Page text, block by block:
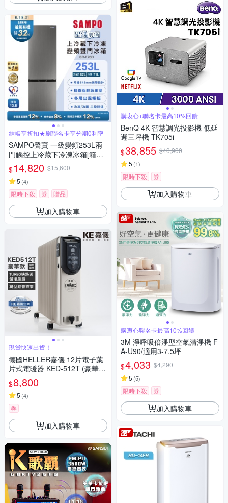
結帳享折扣★刷聯名卡享分期0利率
SAMPO聲寶 一級變頻253L兩
門觸控上冷藏下冷凍冰箱[箱損
品]含基本安裝+舊機回收
$14,820 $15,600
5 (4)
限時下殺 券 贈品
加入購物車
現貨快速出貨！
德國HELLER嘉儀 12片電子葉
片式電暖器 KED-512T (豪華
版)
$8,800
5 (4)
券
加入購物車
購衷心+聯名卡最高10%回饋
BenQ 4K 智慧調光投影機 低延
遲三坪機 TK705i
$38,855 $40,900
5 (1)
限時下殺 券
加入購物車
購衷心聯名卡最高10%回饋
3M 淨呼吸倍淨型空氣清淨機 F
A-U90/適用3-7.5坪
$4,033 $4,290
5 (5)
限時下殺 券
加入購物車